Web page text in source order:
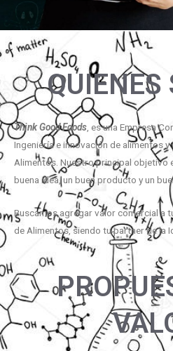
QUIENES
Think Good Foods , es una Empresa
Ingeniería e innovación de alimentos
Alimentos. Nuestro principal objetivo
buena idea, un buen producto y un
Buscamos agregar valor comercial a
de Alimentos, siendo tu partner de la